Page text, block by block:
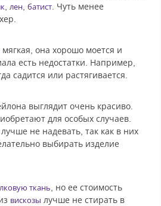
, лен, батист. Чуть менее
мягкая, она хорошо моется и
есть недостатки. Например,
садится или растягивается.
выглядит очень красиво.
для особых случаев.
не надевать, так как в них
выбирать изделие
ткань, но ее стоимость
вискозы лучше не стирать в